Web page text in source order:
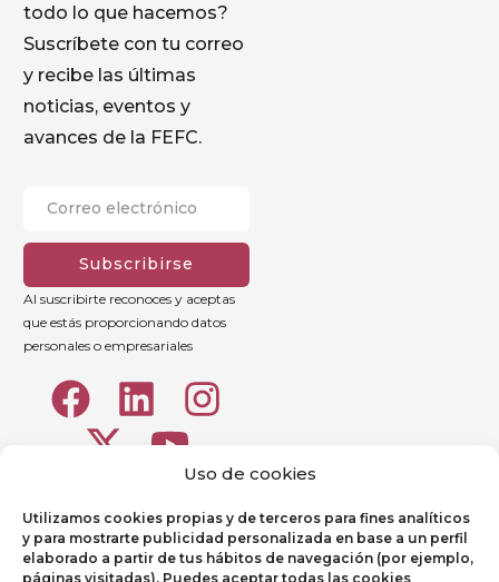
Uso de cookies
Utilizamos cookies propias y de terceros para fines analíticos
y para mostrarte publicidad personalizada en base a un perfil
elaborado a partir de tus hábitos de navegación (por ejemplo,
páginas visitadas). Puedes aceptar todas las cookies
todo lo que hacemos?
Suscríbete con tu correo
y recibe las últimas
noticias, eventos y
avances de la FEFC.
Subscribirse
Al suscribirte reconoces y aceptas
que estás proporcionando datos
personales o empresariales